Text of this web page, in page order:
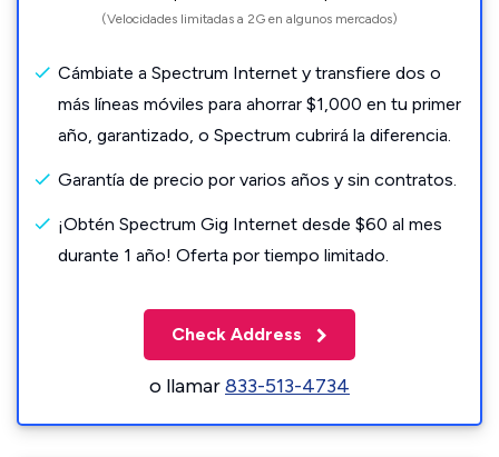
(Velocidades limitadas a 2G en algunos mercados)
Cámbiate a Spectrum Internet y transfiere dos o
más líneas móviles para ahorrar $1,000 en tu primer
año, garantizado, o Spectrum cubrirá la diferencia.
Garantía de precio por varios años y sin contratos.
¡Obtén Spectrum Gig Internet desde $60 al mes
durante 1 año! Oferta por tiempo limitado.
Check Address
o llamar833-513-4734